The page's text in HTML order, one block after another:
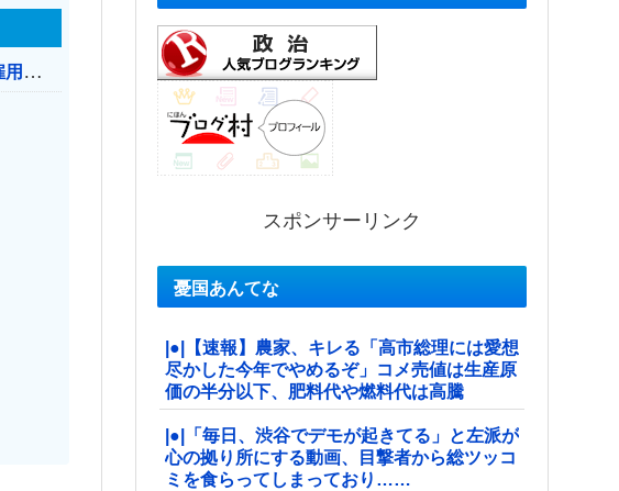
日本のお店、時給1500円でもミャンマー人に次々と逃げられてしまう。お店「すでに地方の雇用は崩壊」
スポンサーリンク
憂国あんてな
|●|【速報】農家、キレる「高市総理には愛想
尽かした今年でやめるぞ」コメ売値は生産原
価の半分以下、肥料代や燃料代は高騰
|●|「毎日、渋谷でデモが起きてる」と左派が
心の拠り所にする動画、目撃者から総ツッコ
ミを食らってしまっており……